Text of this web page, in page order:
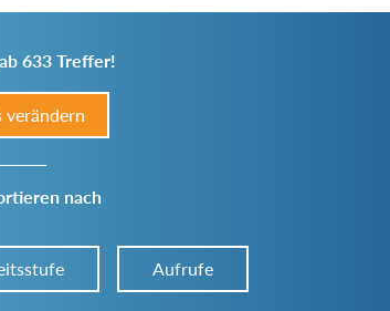
633 Treffer!
verändern
nach
Aufrufe